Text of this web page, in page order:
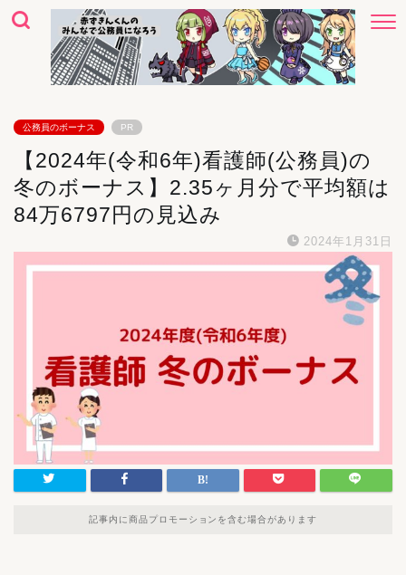
公務員のボーナス PR
【2024年(令和6年)看護師(公務員)の
冬のボーナス】2.35ヶ月分で平均額は
84万6797円の見込み
2024年1月31日
記事内に商品プロモーションを含む場合があります